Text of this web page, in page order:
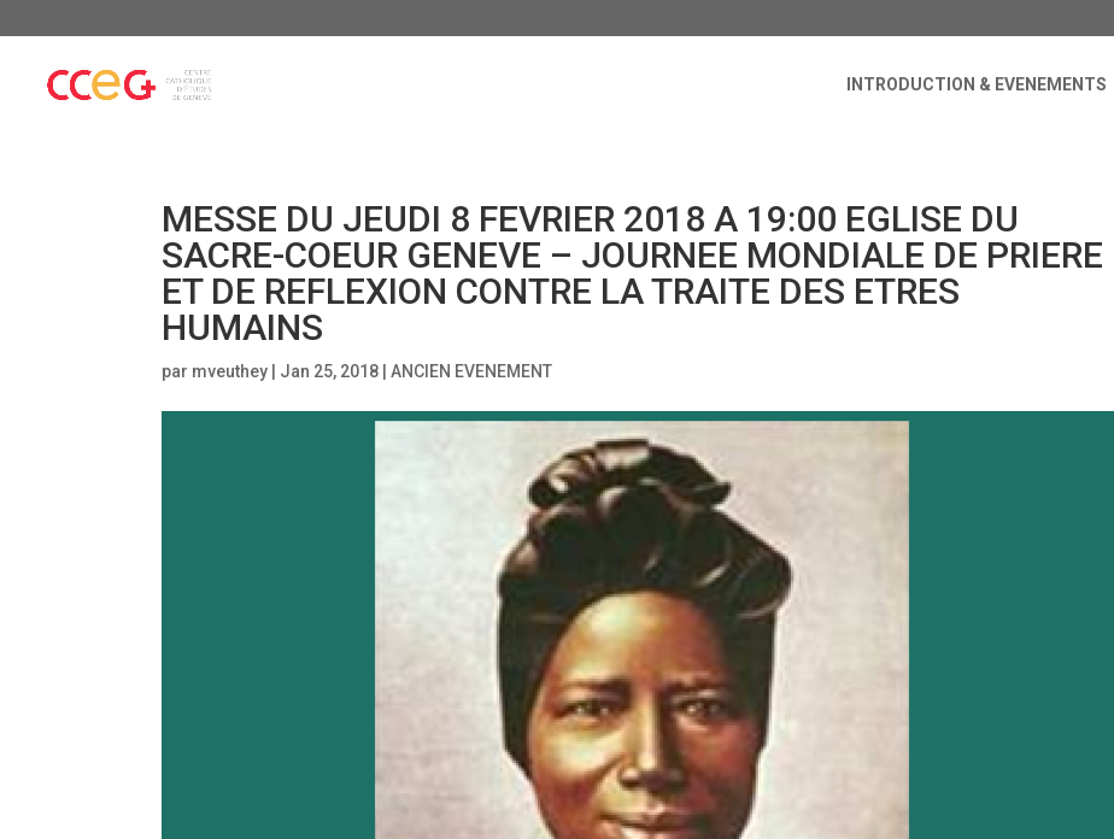
INTRODUCTION & EVENEMENTS
MESSE DU JEUDI 8 FEVRIER 2018 A 19:00 EGLISE DU
SACRE-COEUR GENEVE – JOURNEE MONDIALE DE PRIERE
ET DE REFLEXION CONTRE LA TRAITE DES ETRES
HUMAINS
par mveuthey Jan 25, 2018 |ANCIEN EVENEMENT